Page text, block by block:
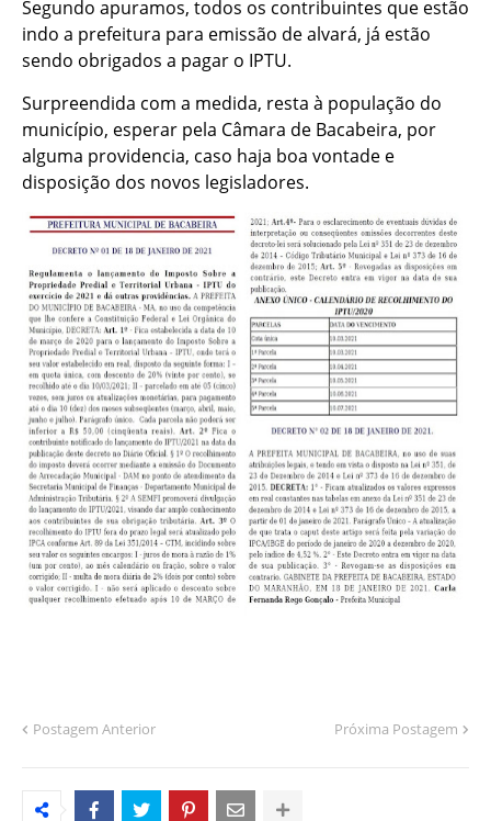
Segundo apuramos, todos os contribuintes que estão
indo a prefeitura para emissão de alvará, já estão
sendo obrigados a pagar o IPTU.
Surpreendida com a medida, resta à população do
município, esperar pela Câmara de Bacabeira, por
alguma providencia, caso haja boa vontade e
disposição dos novos legisladores.
Postagem Anterior Próxima Postagem